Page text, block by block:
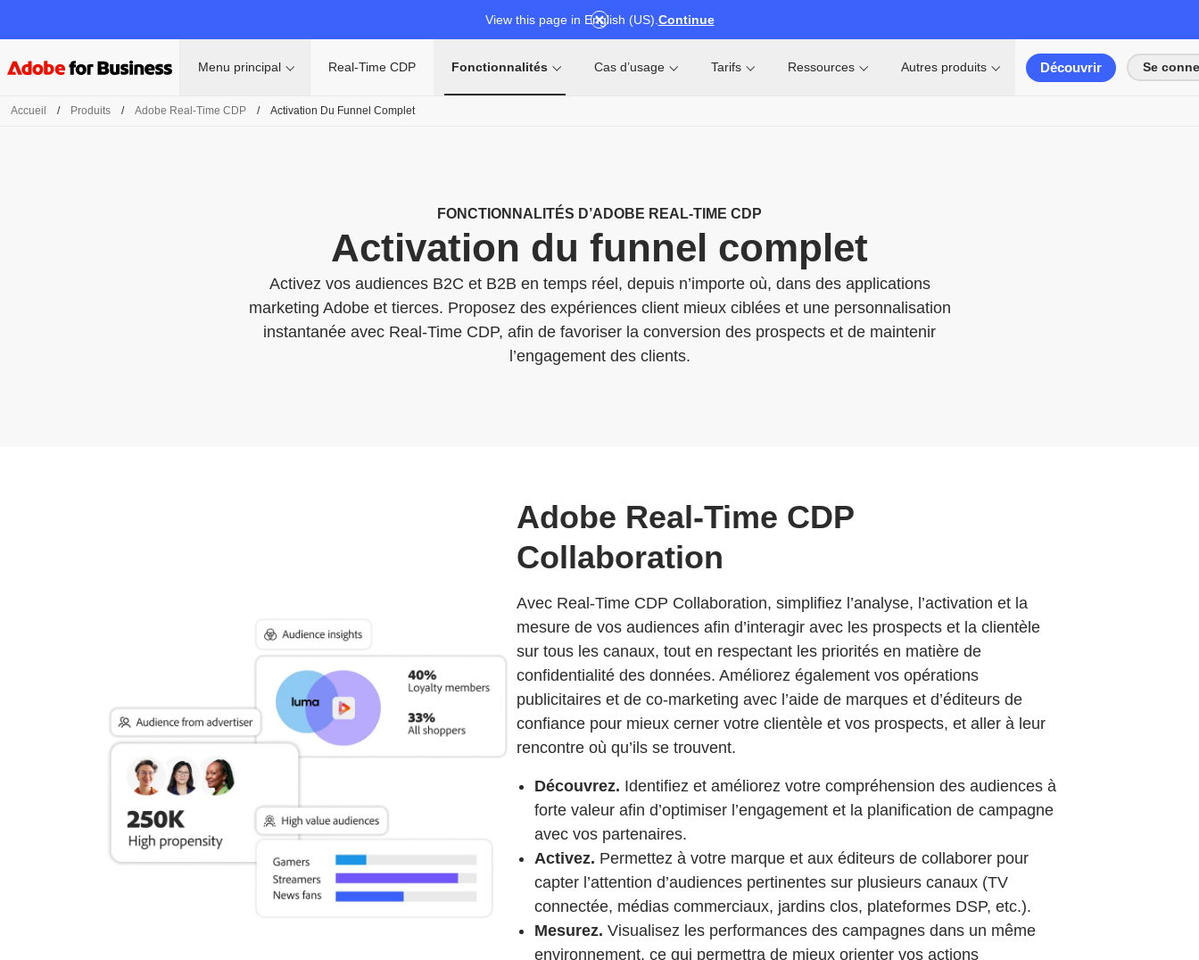
View this page in English (US). Continue
Menu principal Real-Time CDP Fonctionnalités Cas d’usage Tarifs Ressources Autres produits Découvrir Se
Accueil / Produits / Adobe Real-Time CDP / Activation Du Funnel Complet
FONCTIONNALITÉS D’ADOBE REAL-TIME CDP
Activation du funnel complet
Activez vos audiences B2C et B2B en temps réel, depuis n’importe où, dans des applications
marketing Adobe et tierces. Proposez des expériences client mieux ciblées et une personnalisation
instantanée avec Real-Time CDP, afin de favoriser la conversion des prospects et de maintenir
l’engagement des clients.
Adobe Real-Time CDP
Collaboration
Avec Real-Time CDP Collaboration, simplifiez l’analyse, l’activation et la
mesure de vos audiences afin d’interagir avec les prospects et la clientèle
sur tous les canaux, tout en respectant les priorités en matière de
confidentialité des données. Améliorez également vos opérations
publicitaires et de co-marketing avec l’aide de marques et d’éditeurs de
confiance pour mieux cerner votre clientèle et vos prospects, et aller à leur
rencontre où qu’ils se trouvent.
Découvrez. Identifiez et améliorez votre compréhension des audiences à
forte valeur afin d’optimiser l’engagement et la planification de campagne
avec vos partenaires.
Activez. Permettez à votre marque et aux éditeurs de collaborer pour
capter l’attention d’audiences pertinentes sur plusieurs canaux (TV
connectée, médias commerciaux, jardins clos, plateformes DSP, etc.).
Mesurez. Visualisez les performances des campagnes dans un même
environnement, ce qui permettra de mieux orienter vos actions